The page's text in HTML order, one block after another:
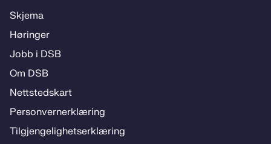
Skje­­ma
Hø­rin­­ger
Jobb i DSB
Om DSB
Nett­steds­­kart
Per­­son­ver­n­er­klæ­­ring
Til­­­gjen­­ge­­lig­hets­­er­klæ­­ring